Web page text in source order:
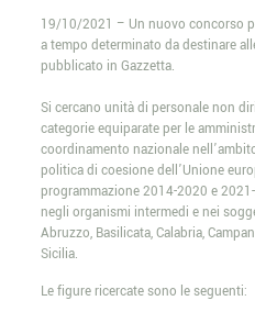
19/10/2021 – Un nuovo concorso
a tempo determinato da destinare
pubblicato in Gazzetta.
Si cercano unità di personale non
categorie equiparate per le
coordinamento nazionale
politica di coesione dell’Unione
programmazione 2014-2020 e
negli organismi intermedi e nei
Abruzzo, Basilicata, Calabria,
Sicilia.
Le figure ricercate sono le seguenti: